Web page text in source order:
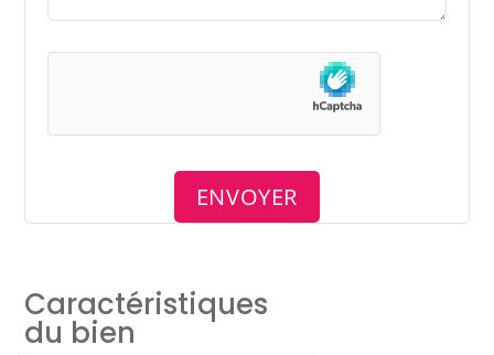
Caractéristiques
du bien